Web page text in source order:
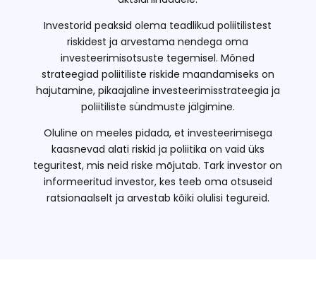
Investorid peaksid olema teadlikud poliitilistest
riskidest ja arvestama nendega oma
investeerimisotsuste tegemisel. Mõned
strateegiad poliitiliste riskide maandamiseks on
hajutamine, pikaajaline investeerimisstrateegia ja
poliitiliste sündmuste jälgimine.
Oluline on meeles pidada, et investeerimisega
kaasnevad alati riskid ja poliitika on vaid üks
teguritest, mis neid riske mõjutab. Tark investor on
informeeritud investor, kes teeb oma otsuseid
ratsionaalselt ja arvestab kõiki olulisi tegureid.